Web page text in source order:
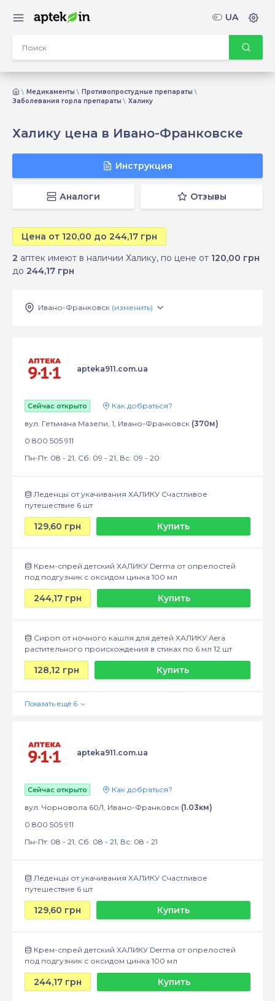
Медикаменты
Противопростудные препараты
Заболевания горла препараты
Халику
Халику цена в Ивано-Франковске
Инструкция
Аналоги Отзывы
Цена от 120,00 до 244,17 грн
2 аптек имеют в наличии Халику, по цене от 120,00 грн
до 244,17 грн
Ивано-Франковск (изменить)
apteka911.com.ua
Сейчас открыто
Как добраться?
вул. Гетьмана Мазепи, 1, Ивано-Франковск (370м)
0 800 505 911
Пн-Пт: 08 - 21, Сб: 09 - 21, Вс: 09 - 20
Леденцы от укачивания ХАЛИКУ Счастливое
путешествие 6 шт
129,60 грн Купить
Крем-спрей детский ХАЛИКУ Derma от опрелостей
под подгузник с оксидом цинка 100 мл
244,17 грн Купить
Сироп от ночного кашля для детей ХАЛИКУ Aera
растительного происхождения в стиках по 6 мл 12 шт
128,12 грн Купить
apteka911.com.ua
Сейчас открыто
Как добраться?
вул. Чорновола 60/1, Ивано-Франковск (1.03км)
0 800 505 911
Пн-Пт: 08 - 21, Сб: 08 - 21, Вс: 08 - 21
Леденцы от укачивания ХАЛИКУ Счастливое
путешествие 6 шт
129,60 грн Купить
Крем-спрей детский ХАЛИКУ Derma от опрелостей
под подгузник с оксидом цинка 100 мл
244,17 грн Купить
UA